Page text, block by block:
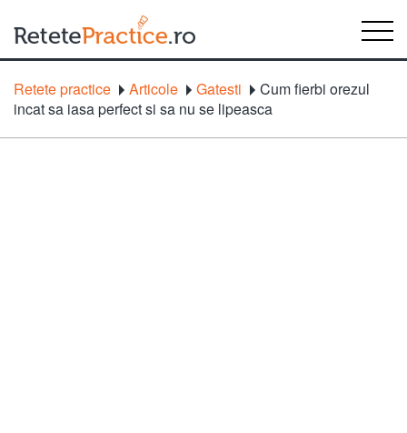
Retete practice Articole Gatesti
Cum fierbi orezul
incat sa iasa perfect si sa nu se lipeasca